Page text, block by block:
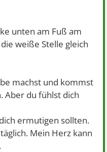
unten am Fuß am
weiße Stelle gleich
machst und kommst
Aber du fühlst dich
ermutigen sollten.
Mein Herz kann